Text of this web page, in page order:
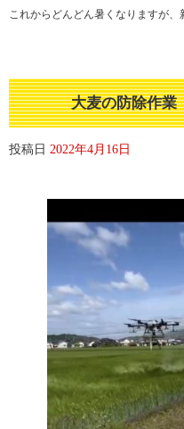
これからどんどん暑くなりますが、
大麦の防除作
投稿日 2022年4月16日